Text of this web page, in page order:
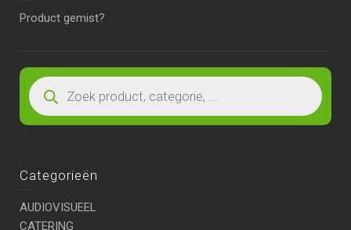
Product gemist?
Categorieën
AUDIOVISUEEL
CATERING